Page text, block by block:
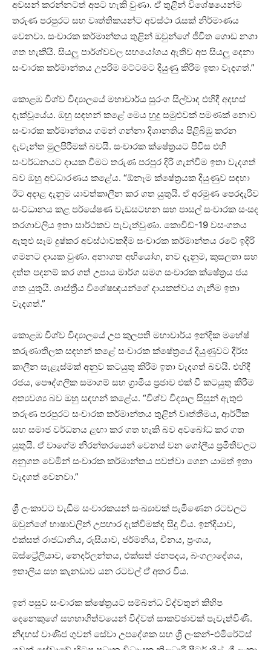
අවසන් කරන්නටත් අපට හැකි වුණා. ඒ තුළින් විශේෂයෙන්ම
තරුණ පරපුරට සහ වෘත්තිකයන්ට අවස්ථා රැසක් නිර්මාණය
වෙනවා. සංචාරක කර්මාන්තය තුළින් ඔවුන්ගේ ජීවිත ගොඩ නගා
ගත හැකියි. සියලු පාර්ශ්වවල සහයෝගය ඇතිව අප සියලු දෙනා
සංචාරක කර්මාන්තය උපරිම මට්ටමට දියුණු කිරීම ඉතා වැදගත්.”
කොළඹ විශ්ව විද්‍යාලයේ මහාචාර්ය සුරංග සිල්වාද එහිදී අදහස්
දැක්වූයේය. ඔහු සඳහන් කළේ මෙය හුදු සමුළුවක් පමණක් නොව
සංචාරක කර්මාන්තය ගමන් ගන්නා දිශානතිය පිළිබිඹු කරන
දැවැන්ත මුලපිරීමක් බවයි. සංචාරක ක්ෂේත්‍රයට පිවිස එහි
සංවර්ධනයට දායක වීමට තරුණ පරපුර දිරි ගැන්වීම ඉතා වැදගත්
බව ඔහු අවධාරණය කළේය. “ඕනෑම ක්ෂේත්‍රයක දියුණුව සඳහා
ඊට අදාළ දැනුම යාවත්කාලීන කර ගත යුතුයි. ඒ අරමුණ පෙරදැරිව
සංව්ධානය කළ පර්යේෂණ වැඩසටහන සහ පාසල් සංචාරක සංසද
තරගාවලිය ඉතා සාර්ථකව පැවැත්වුණා. කොවිඩ්-19 වසංගතය
ඇතුළු සෑම දුෂ්කර අවස්ථාවකදීම සංචාරක කර්මාන්තය රටේ ඉදිරි
ගමනට දායක වුණා. අනාගත අභියෝග, නව දැනුම, කුසලතා සහ
දත්ත පදනම් කර ගත් උපාය මාර්ග සමග සංචාරක ක්ෂේත්‍රය ජය
ගත යුතුයි. ශාස්ත්‍රීය විශේෂඥයන්ගේ දායකත්වය ගැනීම ඉතා
වැදගත්.”
කොළඹ විශ්ව විද්‍යාලයේ උප කුලපති මහාචාර්ය ඉන්දික මහේෂ්
කරුණාතිලක සඳහන් කළේ සංචාරක ක්ෂේත්‍රයේ දියුණුවට දීර්ඝ
කාලීන සැළැස්මක් අනුව කටයුතු කිරීම ඉතා වැදගත් බවයි. එහිදී
රජය, පෞද්ගලික සමාගම් සහ ග්‍රාමීය ප්‍රජාව එක් වී කටයුතු කිරීම
අත්‍යවශ්‍ය බව ඔහු සඳහන් කළේය. “විශ්ව විද්‍යාල සිසුන් ඇතුළු
තරුණ පරපුරට සංචාරක කර්මාන්තය තුළින් වෘත්තීමය, ආර්ථික
සහ සමාජ වර්ධනය ළඟා කර ගත හැකි බව අවබෝධ කර ගත
යුතුයි. ඒ වාගේම නිරන්තරයෙන් වෙනස් වන ගෝලීය ප්‍රමිතිවලට
අනුගත වෙමින් සංචාරක කර්මාන්තය පවත්වා ගෙන යාමත් ඉතා
වැදගත් වෙනවා.”
ශ්‍රී ලංකාවට වැඩිම සංචාරකයන් සංඛ්‍යාවක් පැමිණෙන රටවලට
ඔවුන්ගේ භාෂාවලින් උපහාර දැක්වීමක්ද සිදු විය. ඉන්දියාව,
එක්සත් රාජධානිය, රුසියාව, ජර්මනිය, චීනය, ප්‍රංශය,
ඕස්ට්‍රේලියාව, නෙදර්ලන්තය, එක්සත් ජනපදය, බංගලාදේශය,
ඉතාලිය සහ කැනඩාව යන රටවල් ඒ අතර විය.
ඉන් පසුව සංචාරක ක්ෂේත්‍රයට සම්බන්ධ විද්වතුන් කිහිප
දෙනෙකුගේ සහභාගිත්වයෙන් විද්වත් සාකච්ඡාවක් පැවැත්විණි.
නිදහස් වාණිජ ගුවන් සේවා උපදේශක සහ ශ්‍රී ලංකන්-එමිරේට්ස්